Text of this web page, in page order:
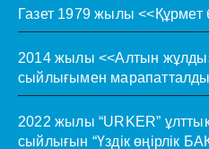
Газет 1979 жылы <<Құрмет
2014 жылы <<Алтын
сыйлығымен
2022 жылы “URKER”
сыйлығын “Үздік өңірлік